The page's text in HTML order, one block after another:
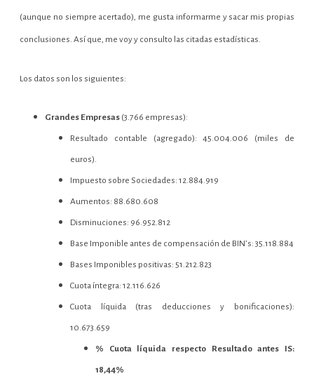
(aunque no siempre acertado), me gusta informarme y sacar mis propias
conclusiones. Así que, me voy y consulto las citadas estadísticas.
Los datos son los siguientes:
Grandes Empresas (3.766 empresas):
Resultado contable (agregado): 45.004.006 (miles de
euros).
Impuesto sobre Sociedades: 12.884.919
Aumentos: 88.680.608
Disminuciones: 96.952.812
Base Imponible antes de compensación de BIN’s: 35.118.884
Bases Imponibles positivas: 51.212.823
Cuota íntegra: 12.116.626
Cuota líquida (tras deducciones y bonificaciones):
10.673.659
% Cuota líquida respecto Resultado antes IS:
18,44%